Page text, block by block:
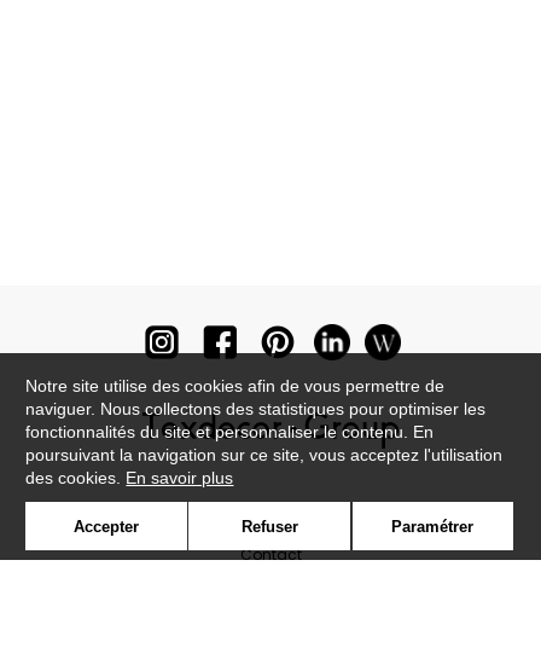
Contact
Notre site utilise des cookies afin de vous permettre de
naviguer. Nous collectons des statistiques pour optimiser les
fonctionnalités du site et personnaliser le contenu. En
poursuivant la navigation sur ce site, vous acceptez l'utilisation
des cookies. En savoir plus
Accepter Refuser Paramétrer